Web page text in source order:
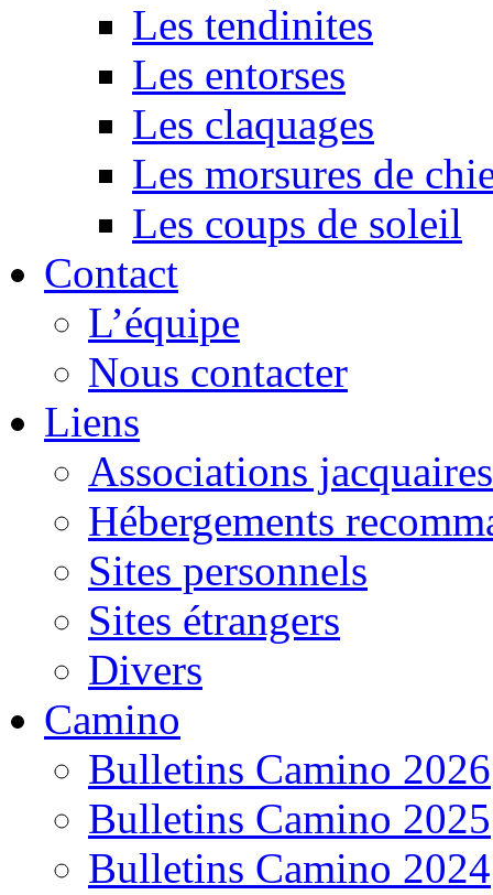
Les tendinites
Les entorses
Les claquages
Les morsures de
Les coups de soleil
Contact
L’équipe
Nous contacter
Liens
Associations jacquaires
Hébergements
Sites personnels
Sites étrangers
Divers
Camino
Bulletins Camino 2026
Bulletins Camino 2025
Bulletins Camino 2024